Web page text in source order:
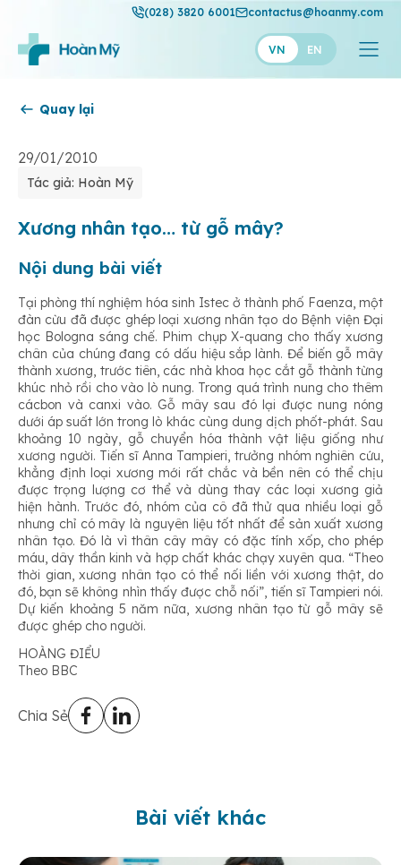
(028) 3820 6001 contactus@hoanmy.com
VN EN
Thuận Mỹ
Quay lại
29/01/2010
Tác giả: Hoàn Mỹ
Xương nhân tạo… từ gỗ mây?
Nội dung bài viết
Tại phòng thí nghiệm hóa sinh Istec ở thành phố Faenza, một
đàn cừu đã được ghép loại xương nhân tạo do Bệnh viện Đại
học Bologna sáng chế. Phim chụp X-quang cho thấy xương
chân của chúng đang có dấu hiệu sắp lành. Để biến gỗ mây
thành xương, trước tiên, các nhà khoa học cắt gỗ thành từng
khúc nhỏ rồi cho vào lò nung. Trong quá trình nung cho thêm
cácbon và canxi vào. Gỗ mây sau đó lại được nung nóng
dưới áp suất lớn trong lò khác cùng dung dịch phốt-phát. Sau
khoảng 10 ngày, gỗ chuyển hóa thành vật liệu giống như
xương người. Tiến sĩ Anna Tampieri, trưởng nhóm nghiên cứu,
khẳng định loại xương mới rất chắc và bền nên có thể chịu
được trọng lượng cơ thể và dùng thay các loại xương giả
hiện hành. Trước đó, nhóm của cô đã thử qua nhiều loại gỗ
nhưng chỉ có mây là nguyên liệu tốt nhất để sản xuất xương
nhân tạo. Đó là vì thân cây mây có đặc tính xốp, cho phép
máu, dây thần kinh và hợp chất khác chạy xuyên qua. “Theo
thời gian, xương nhân tạo có thể nối liền với xương thật, do
đó, bạn sẽ không nhìn thấy được chỗ nối”, tiến sĩ Tampieri nói.
Dự kiến khoảng 5 năm nữa, xương nhân tạo từ gỗ mây sẽ
được ghép cho người.
HOÀNG ĐIỂU
Theo BBC
Chia Sẻ
Bài viết khác